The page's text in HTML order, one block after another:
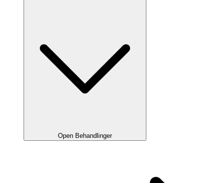
Open Behandlinger